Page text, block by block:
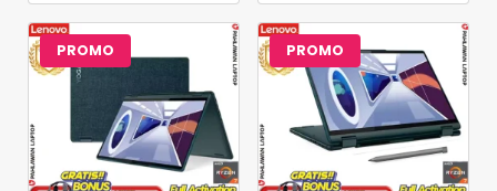
PROMO PROMO